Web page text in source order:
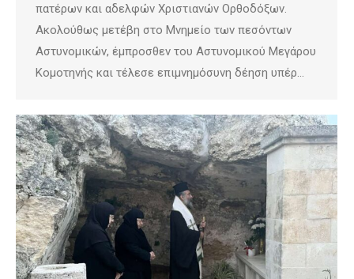
πατέρων και αδελφών Χριστιανών Ορθοδόξων.
Ακολούθως μετέβη στο Μνημείο των πεσόντων
Αστυνομικών, έμπροσθεν του Αστυνομικού Μεγάρου
Κομοτηνής και τέλεσε επιμνημόσυνη δέηση υπέρ…